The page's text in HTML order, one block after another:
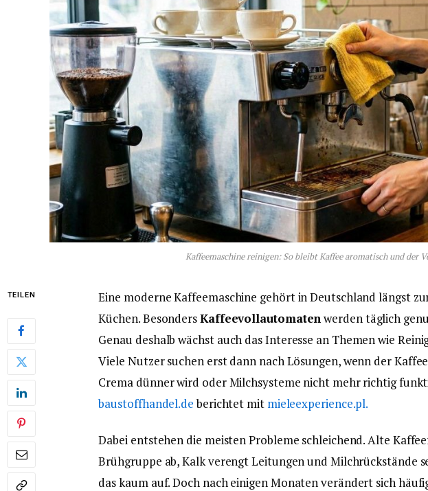
Kaffeemaschine reinigen: So bleibt Kaffee aromatisch und der
TEILEN
Eine moderne Kaffeemaschine gehört in Deutschland längst
Küchen. BesondersKaffeevollautomatenwerden täglich
Genau deshalb wächst auch das Interesse an Themen wie
Viele Nutzer suchen erst dann nach Lösungen, wenn der
Crema dünner wird oder Milchsysteme nicht mehr richtig
baustoffhandel.deberichtet mit mieleexperience.pl.
Dabei entstehen die meisten Probleme schleichend. Alte
Brühgruppe ab, Kalk verengt Leitungen und Milchrückstände
das kaum auf. Doch nach einigen Monaten verändert sich